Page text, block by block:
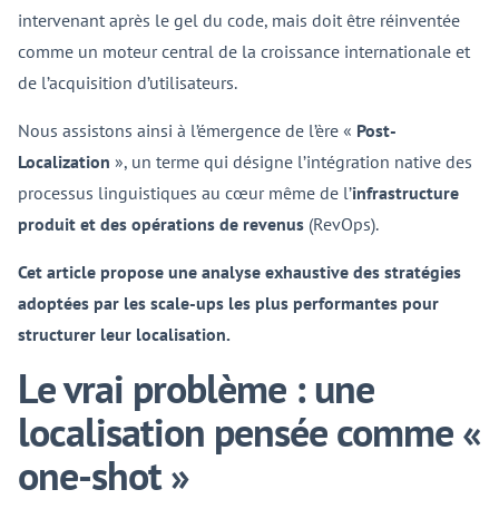
intervenant après le gel du code, mais doit être réinventée
comme un moteur central de la croissance internationale et
de l’acquisition d’utilisateurs.
Nous assistons ainsi à l’émergence de l’ère « Post-
Localization », un terme qui désigne l’intégration native des
processus linguistiques au cœur même de l’infrastructure
produit et des opérations de revenus (RevOps).
Cet article propose une analyse exhaustive des stratégies
adoptées par les scale-ups les plus performantes pour
structurer leur localisation.
Le vrai problème : une
localisation pensée comme «
one-shot »